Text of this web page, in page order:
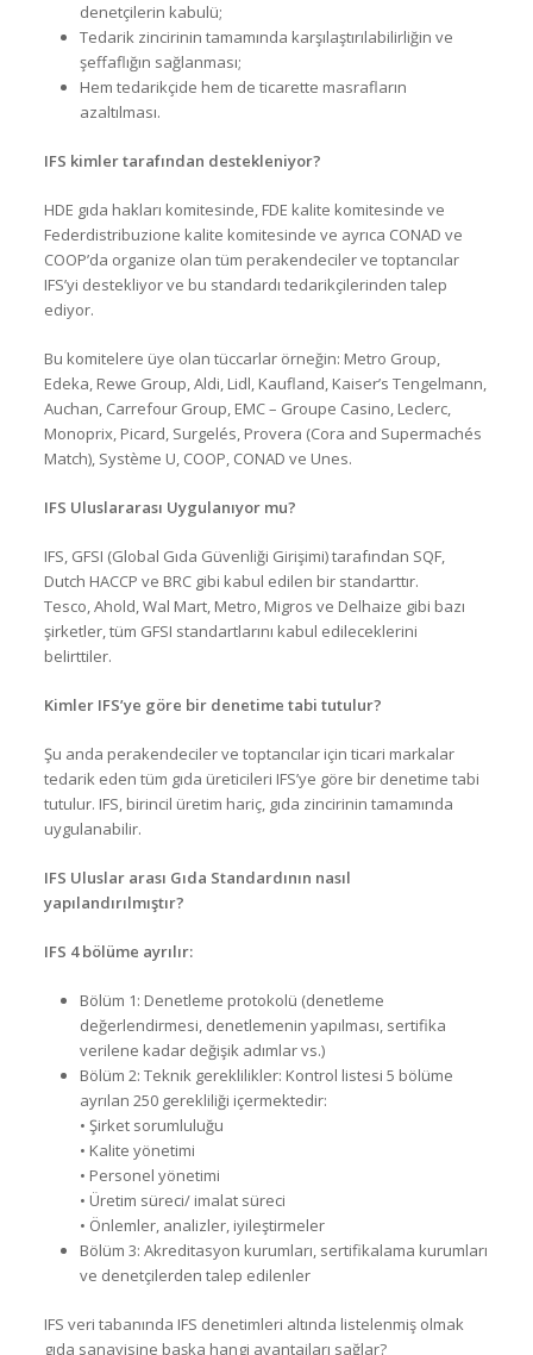
denetçilerin kabulü;
Tedarik zincirinin tamamında karşılaştırılabilirliğin ve
şeffaflığın sağlanması;
Hem tedarikçide hem de ticarette masrafların
azaltılması.
IFS kimler tarafından destekleniyor?
HDE gıda hakları komitesinde, FDE kalite komitesinde ve
Federdistribuzione kalite komitesinde ve ayrıca CONAD ve
COOP’da organize olan tüm perakendeciler ve toptancılar
IFS’yi destekliyor ve bu standardı tedarikçilerinden talep
ediyor.
Bu komitelere üye olan tüccarlar örneğin: Metro Group,
Edeka, Rewe Group, Aldi, Lidl, Kaufland, Kaiser’s Tengelmann,
Auchan, Carrefour Group, EMC – Groupe Casino, Leclerc,
Monoprix, Picard, Surgelés, Provera (Cora and Supermachés
Match), Système U, COOP, CONAD ve Unes.
IFS Uluslararası Uygulanıyor mu?
IFS, GFSI (Global Gıda Güvenliği Girişimi) tarafından SQF,
Dutch HACCP ve BRC gibi kabul edilen bir standarttır.
Tesco, Ahold, Wal Mart, Metro, Migros ve Delhaize gibi bazı
şirketler, tüm GFSI standartlarını kabul edileceklerini
belirttiler.
Kimler IFS’ye göre bir denetime tabi tutulur?
Şu anda perakendeciler ve toptancılar için ticari markalar
tedarik eden tüm gıda üreticileri IFS’ye göre bir denetime tabi
tutulur. IFS, birincil üretim hariç, gıda zincirinin tamamında
uygulanabilir.
IFS Uluslar arası Gıda Standardının nasıl
yapılandırılmıştır?
IFS 4 bölüme ayrılır:
Bölüm 1: Denetleme protokolü (denetleme
değerlendirmesi, denetlemenin yapılması, sertifika
verilene kadar değişik adımlar vs.)
Bölüm 2: Teknik gereklilikler: Kontrol listesi 5 bölüme
ayrılan 250 gerekliliği içermektedir:
• Şirket sorumluluğu
• Kalite yönetimi
• Personel yönetimi
• Üretim süreci/ imalat süreci
• Önlemler, analizler, iyileştirmeler
Bölüm 3: Akreditasyon kurumları, sertifikalama kurumları
ve denetçilerden talep edilenler
IFS veri tabanında IFS denetimleri altında listelenmiş olmak
gıda sanayisine başka hangi avantajları sağlar?